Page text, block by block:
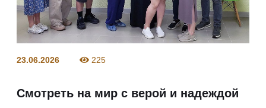
23.06.2026 225
Смотреть на мир с верой и надеждой